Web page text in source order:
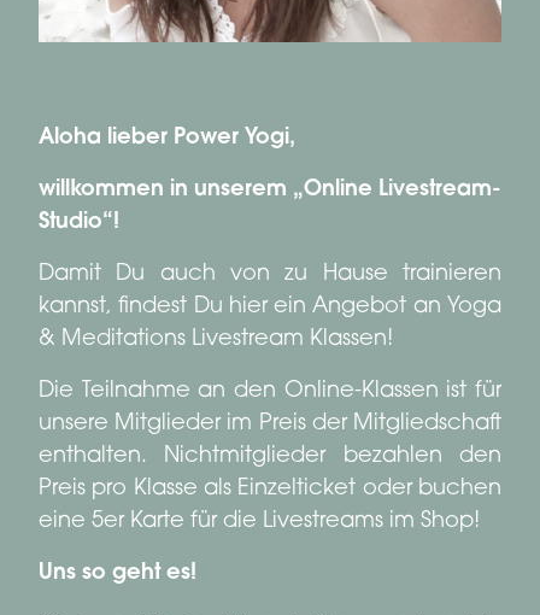
Aloha lieber Power Yogi,
willkommen in unserem „Online Livestream-
Studio“!
Damit Du auch von zu Hause trainieren
kannst, findest Du hier ein Angebot an Yoga
& Meditations Livestream Klassen!
Die Teilnahme an den Online-Klassen ist für
unsere Mitglieder im Preis der Mitgliedschaft
enthalten. Nichtmitglieder bezahlen den
Preis pro Klasse als Einzelticket oder buchen
eine 5er Karte für die Livestreams im Shop!
Uns so geht es!